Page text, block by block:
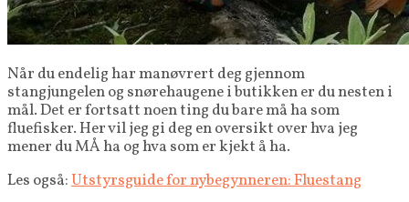
Når du endelig har manøvrert deg gjennom
stangjungelen og snørehaugene i butikken er du nesten i
mål. Det er fortsatt noen ting du bare må ha som
fluefisker. Her vil jeg gi deg en oversikt over hva jeg
mener du MÅ ha og hva som er kjekt å ha.
Les også: Utstyrsguide for nybegynneren: Fluestang